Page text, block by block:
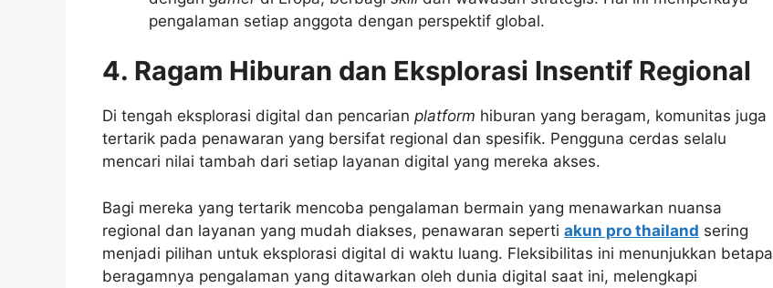
pengalaman setiap anggota dengan perspektif global.
4. Ragam Hiburan dan Eksplorasi Insentif Regional
Di tengah eksplorasi digital dan pencarian platform hiburan yang beragam, komunitas juga
tertarik pada penawaran yang bersifat regional dan spesifik. Pengguna cerdas selalu
mencari nilai tambah dari setiap layanan digital yang mereka akses.
Bagi mereka yang tertarik mencoba pengalaman bermain yang menawarkan nuansa
regional dan layanan yang mudah diakses, penawaran seperti akun pro thailand sering
menjadi pilihan untuk eksplorasi digital di waktu luang. Fleksibilitas ini menunjukkan betapa
beragamnya pengalaman yang ditawarkan oleh dunia digital saat ini, melengkapi